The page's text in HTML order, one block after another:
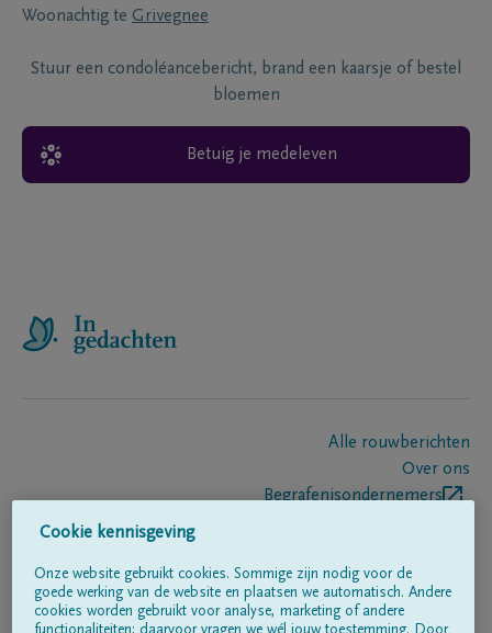
Woonachtig te Grivegnee
Stuur een condoléancebericht, brand een kaarsje of bestel
bloemen
Betuig je medeleven
Alle rouwberichten
Over ons
Begrafenisondernemers
Volg ons op
Cookie kennisgeving
Onze website gebruikt cookies. Sommige zijn nodig voor de
goede werking van de website en plaatsen we automatisch. Andere
cookies worden gebruikt voor analyse, marketing of andere